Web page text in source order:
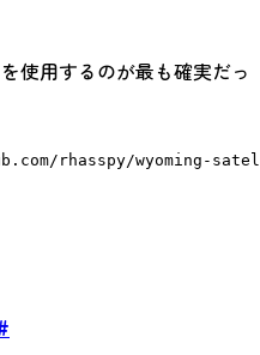
使用するのが最も確実だっ
rhasspy/wyoming-